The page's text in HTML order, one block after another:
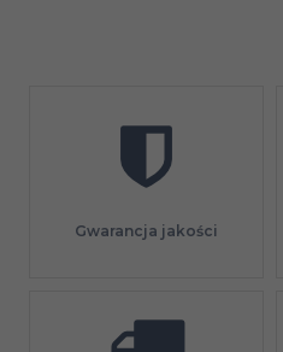
Gwarancja jakości